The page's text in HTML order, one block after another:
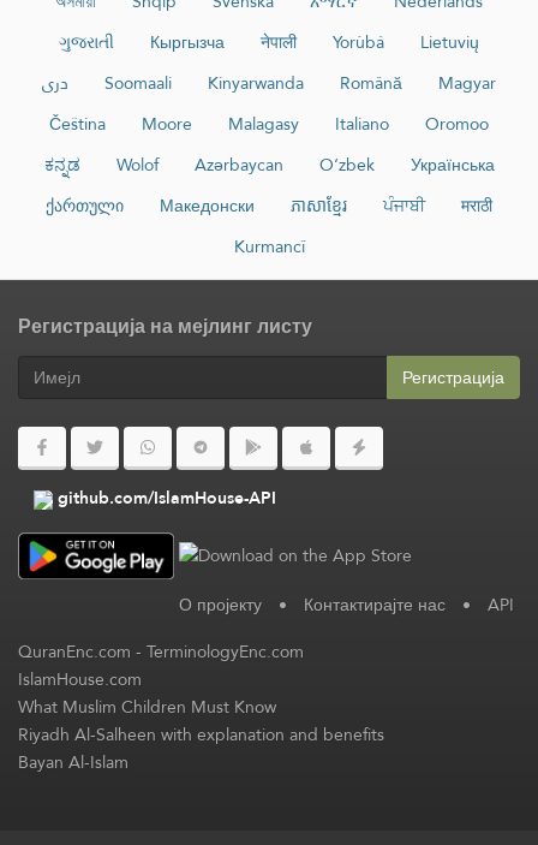
ગુજરાતી
Кыргызча नेपाली Yorùbá
Lietuvių
دری
Soomaali Kinyarwanda Română
Magyar
Čeština
Moore Malagasy Italiano
Oromoo
ಕನ್ನಡ
Wolof Azərbaycan O‘zbek
Українська
ქართული
Македонски ភាសាខ្មែរ ਪੰਜਾਬੀ
मराठी
Kurmancî
Регистрација на мејлинг листу
Регистрација
github.com/IslamHouse-API
О пројекту • Контактирајте нас • API
QuranEnc.com-TerminologyEnc.com
IslamHouse.com
What Muslim Children Must Know
Riyadh Al-Salheen with explanation and benefits
Bayan Al-Islam